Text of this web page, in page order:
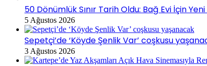
50 Dönümlük Sınır Tarih Oldu: Bağ Evi İçin
5 Ağustos 2026
Sepetçi’de ‘Köyde Şenlik Var’ coşkusu
3 Ağustos 2026